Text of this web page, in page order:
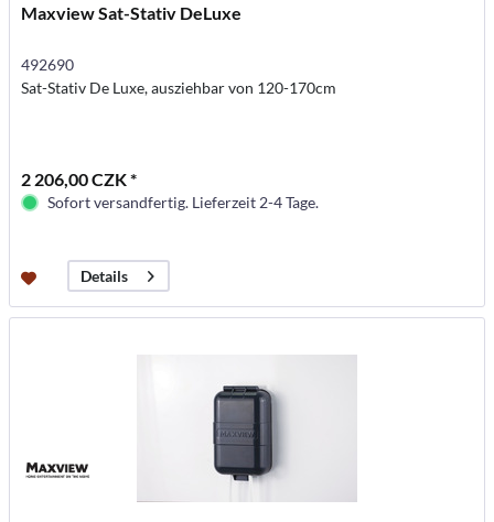
Maxview Sat-Stativ DeLuxe
492690
Sat-Stativ De Luxe, ausziehbar von 120-170cm
2 206,00 CZK *
Sofort versandfertig. Lieferzeit 2-4 Tage.
Details